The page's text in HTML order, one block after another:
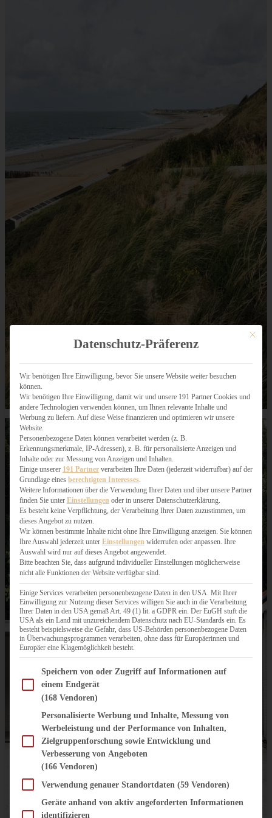
Mit
Datenschutz-Präferenz
Wir benötigen Ihre Einwilligung, bevor Sie unsere Website weiter besuchen
können.
Wir benötigen Ihre Einwilligung, damit wir und unsere 191 Partner Cookies und
andere Technologien verwenden können, um Ihnen relevante Inhalte und
Werbung zu liefern. Auf diese Weise finanzieren und optimieren wir unsere
Website.
Personenbezogene Daten können verarbeitet werden (z. B.
Erkennungsmerkmale, IP-Adressen), z. B. für personalisierte Anzeigen und
Inhalte oder zur Messung von Anzeigen und Inhalten.
Einige unserer 191 Partner verarbeiten Ihre Daten (jederzeit widerrufbar) auf der
Grundlage eines berechtigten Interesses
Weitere Informationen über die Verwendung Ihrer Daten und über unsere Partner
finden Sie unter Einstellungen oder in unserer Datenschutzerklärung.
Es besteht keine Verpflichtung, der Verarbeitung Ihrer Daten zuzustimmen, um
dieses Angebot zu nutzen.
Wir können bestimmte Inhalte nicht ohne Ihre Einwilligung anzeigen. Sie können
Ihre Auswahl jederzeit unter Einstellungen widerrufen oder anpassen. Ihre
Auswahl wird nur auf dieses Angebot angewendet.
Bitte beachten Sie, dass aufgrund individueller Einstellungen möglicherweise
nicht alle Funktionen der Website verfügbar sind.
Einige Services verarbeiten personenbezogene Daten in den USA. Mit Ihrer
Einwilligung zur Nutzung dieser Services willigen Sie auch in die Verarbeitung
Ihrer Daten in den USA gemäß Art. 49 (1) lit. a GDPR ein. Der EuGH stuft die
USA als ein Land mit unzureichendem Datenschutz nach EU-Standards ein. Es
besteht beispielsweise die Gefahr, dass US-Behörden personenbezogene Daten
in Überwachungsprogrammen verarbeiten, ohne dass für Europäerinnen und
Europäer eine Klagemöglichkeit besteht.
Im Folgenden finden Sie eine Liste der Zwecke des IAB Transparency and Consent
Speichern von oder Zugriff auf Informationen auf
einem Endgerät
(168 Vendoren)
Personalisierte Werbung und Inhalte, Messung von
Werbeleistung und der Performance von Inhalten,
Zielgruppenforschung sowie Entwicklung und
Verbesserung von Angeboten
(166 Vendoren)
Verwendung genauer Standortdaten (59 Vendoren)
Geräte anhand von aktiv angeforderten Informationen
identifizieren